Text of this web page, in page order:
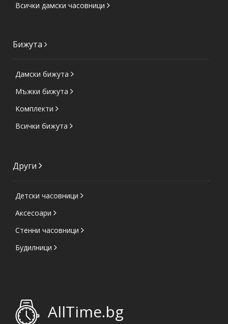
Всички дамски часовници
Бижута
Дамски бижута
Мъжки бижута
Комплекти
Всички бижута
Други
Детски часовници
Аксесоари
Стенни часовници
Будилници
AllTime.bg